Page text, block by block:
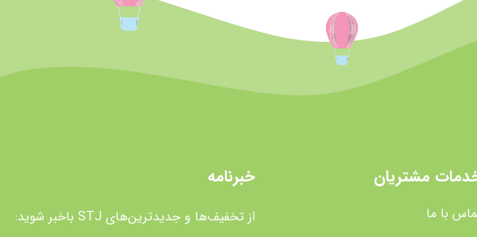
مشتریان
با ما
خبرنامه
از تخفیف‌ها و جدیدترین‌های STJ باخبر شوید: